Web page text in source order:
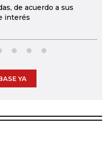
de acuerdo a sus
interés
YA